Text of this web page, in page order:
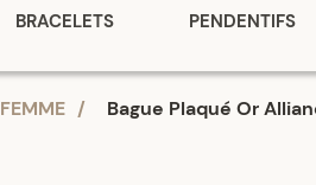
BRACELETS PENDENTIFS
FEMME / Bague Plaqué Or